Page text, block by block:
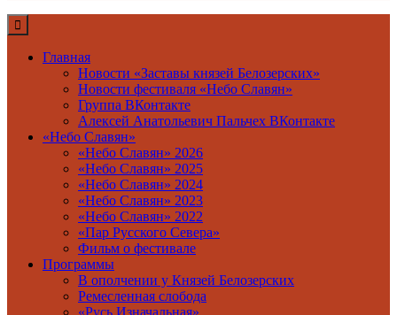
Главная
Новости «Заставы князей Белозерских»
Новости фестиваля «Небо Славян»
Группа ВКонтакте
Алексей Анатольевич Пальчех ВКонтакте
«Небо Славян»
«Небо Славян» 2026
«Небо Славян» 2025
«Небо Славян» 2024
«Небо Славян» 2023
«Небо Славян» 2022
«Пар Русского Севера»
Фильм о фестивале
Программы
В ополчении у Князей Белозерских
Ремесленная слобода
«Русь Изначальная»